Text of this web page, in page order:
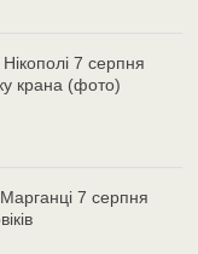
7 серпня
крана (фото)
7 серпня